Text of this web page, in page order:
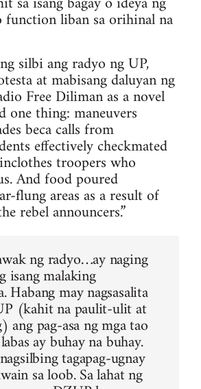
liban sa orihinal na
silbi ang radyo ng UP,
at mabisang daluyan ng
Free Diliman as a novel
thing: maneuvers
beca calls from
effectively checkmated
troopers who
And food poured
flung areas as a result of
rebel announcers.”
ng radyo…ay naging
isang malaking
Habang may nagsasalita
(kahit na paulit-ulit at
ang pag-asa ng mga tao
ay buhay na buhay.
tagapag-ugnay
sa loob. Sa lahat ng